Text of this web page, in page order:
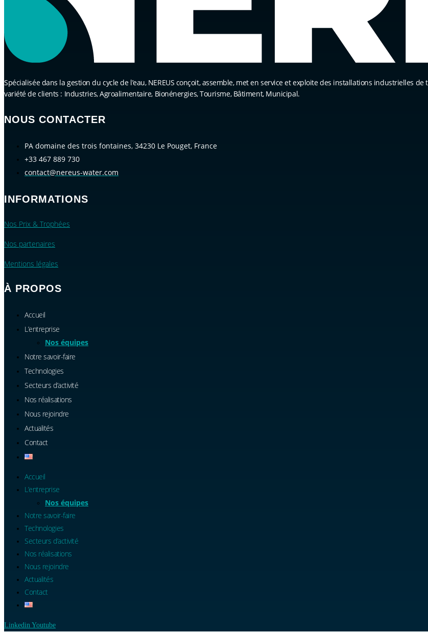
Spécialisée dans la gestion du cycle de l’eau, NEREUS conçoit, assemble, met en service et exploite des installations industrielles
variété de clients : Industries, Agroalimentaire, Bionénergies, Tourisme, Bâtiment, Municipal.
NOUS CONTACTER
PA domaine des trois fontaines, 34230 Le Pouget, France
+33 467 889 730
contact@nereus-water.com
INFORMATIONS
Nos Prix & Trophées
Nos partenaires
Mentions légales
À PROPOS
Accueil
L’entreprise
Nos équipes
Notre savoir-faire
Technologies
Secteurs d’activité
Nos réalisations
Nous rejoindre
Actualités
Contact
Accueil
L’entreprise
Nos équipes
Notre savoir-faire
Technologies
Secteurs d’activité
Nos réalisations
Nous rejoindre
Actualités
Contact
Linkedin Youtube